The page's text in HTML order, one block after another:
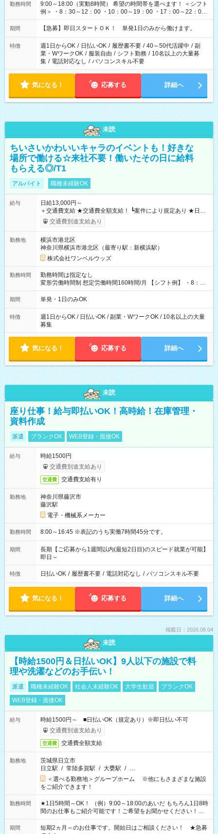
勤務時間
9:00～18:00（実動8時間） 希望の時間帯を選べます！ ＜シフト
例＞ ・8：30～12：00 ・10：00～19：00 ・17：00～22：00
・13：00～22：00 ・22：00～翌6：00 など
期間 【急募】即日スタートＯＫ！ 単発1日のみから働けます。
特徴 週1日からOK / 日払いOK / 履歴書不要 / 40～50代活躍中 / 副
業・WワークOK / 服装自由 / シフト勤務 / 10名以上の大量募
集 / 電話対応なし / パソコンスキル不要
気になる！ 応募する 詳細へ
未読
ちいさいかわいいキャラのイベントも！好きな
場所で働ける☆来社不要！働いたその日に給料
もらえる◎/T1
アルバイト 職種未経験OK
給与
日給13,000円～
＋交通費支給 ★交通費全額支給！ ┗案件により規定あり ★日払
いOK！（規定あり） ┗働いたその日に現金GET♪ お仕事後はコ
ンビニATMから 日払い分を引き落とせます！ 【試用期間】試
交通費別途支給あり
勤務地
横浜市港北区
神奈川県横浜市港北区（最寄り駅：新横浜駅）
株式会社ワンベルウッズ
勤務時間
勤務時間は指定なし
変形労働時間制 想定労働時間160時間/月 【シフト例】 ・8：00
～21：00
期間 単発・1日のみOK
特徴
週1日からOK / 日払いOK / 副業・WワークOK / 10名以上の大量
募集
気になる！ 応募する 詳細へ
未読
座り仕事！給与即払いOK！高時給！在庫管理・
資料作成
派遣 ブランクOK WEB登録・面接OK
給与
時給1500円
交通費別途支給あり
交通費 交通費支給有り
勤務地
神奈川県藤沢市
藤沢駅
電子・機械系メーカー
勤務時間 8:00～16:45 ※表記のうち実働7時間45分です。
期間
長期【ご応募から1週間以内(最短2日目)のスピード就業が可能】
即日～
特徴 日払いOK / 履歴書不要 / 電話対応なし / パソコンスキル不要
気になる！ 応募する 詳細へ
掲載日：2026.08.04
未読
【時給1500円＆日払いOK】9人以下の施設で料
理や洗濯などのお手伝い！
派遣 職種未経験OK 社会人未経験OK 大学生歓迎
ブランクOK
WEB登録・面接OK
給与
時給1500円～ ■日払いOK（規定あり）※即日払い不可
交通費別途支給あり
交通費 交通費全額支給
勤務地
茨城県日立市
日立駅 / 常陸多賀駅 / 大甕駅 / …
＜選べる勤務地＞グループホーム ※他にもさまざまな施設
をご紹介できます！
勤務時間
★1日5時間～OK！ （例）9:00～18:00のあいだ もちろん1日8時
間のお仕事もご紹介可能です！ご希望をお聞かせください！★
家庭の都合でお休みが必要な場合も遠慮なくご相談ください。
※週最低15時間以上の勤務が必要です
期間
短期2ヵ月～のお仕事です。開始日はご相談ください！ ★急募